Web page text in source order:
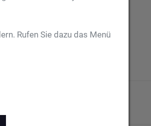
Rufen Sie dazu das Menü